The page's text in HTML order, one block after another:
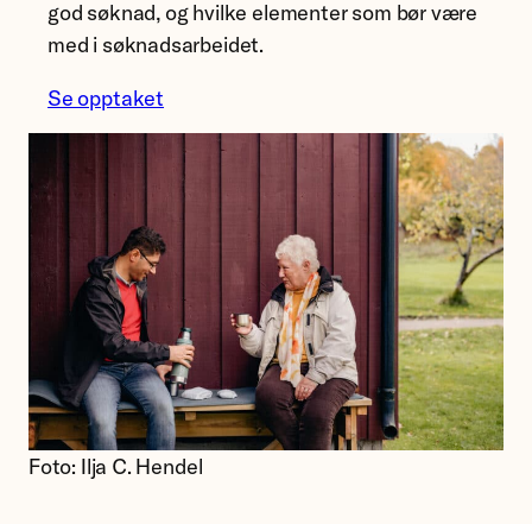
god søknad, og hvilke elementer som bør være
med i søknadsarbeidet.
Se opptaket
Foto: Ilja C. Hendel